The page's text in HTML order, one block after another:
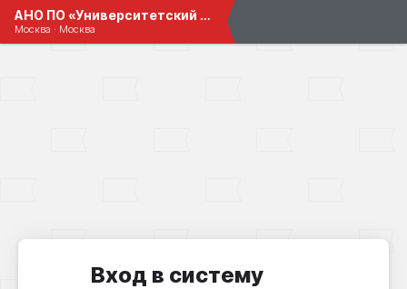
АНО ПО «Университетский колледж»
Москва · Москва
Вход в систему